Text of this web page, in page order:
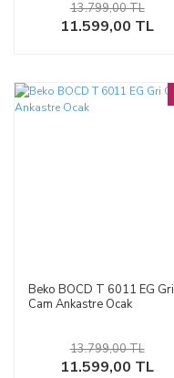
11.599,00 TL
13.799,00 TL
Beko BOCD T 6011 EG Gri
Cam Ankastre Ocak
11.599,00 TL
13.799,00 TL